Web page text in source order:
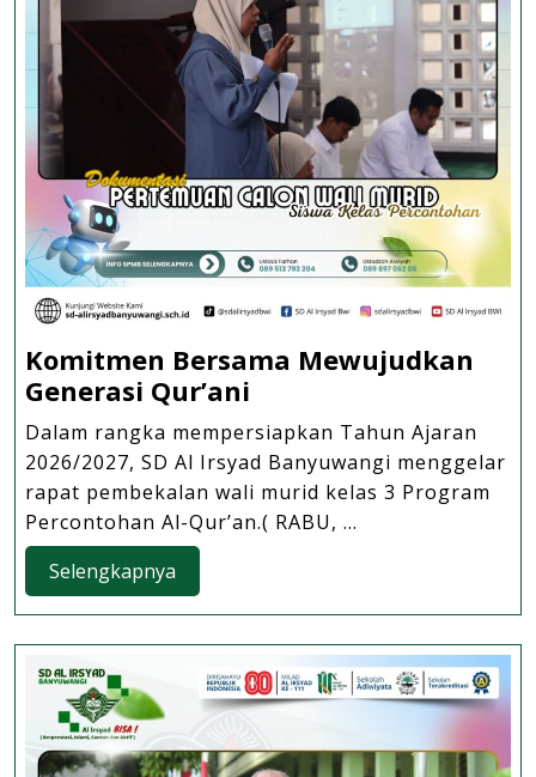
Komitmen Bersama Mewujudkan
Generasi Qur’ani
Bersama
Mewujudkan
Generasi
Qur’ani
Dalam rangka mempersiapkan Tahun Ajaran
2026/2027, SD Al Irsyad Banyuwangi menggelar
rapat pembekalan wali murid kelas 3 Program
Percontohan Al-Qur’an.( RABU, ...
Selengkapnya